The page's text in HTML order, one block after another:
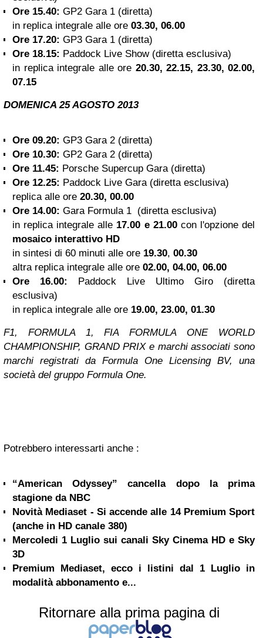
Ore 15.40: GP2 Gara 1 (diretta)
in replica integrale alle ore 03.30, 06.00
Ore 17.20: GP3 Gara 1 (diretta)
Ore 18.15: Paddock Live Show (diretta esclusiva)
in replica integrale alle ore 20.30, 22.15, 23.30, 02.00,
07.15
DOMENICA 25 AGOSTO 2013
Ore 09.20: GP3 Gara 2 (diretta)
Ore 10.30: GP2 Gara 2 (diretta)
Ore 11.45: Porsche Supercup Gara (diretta)
Ore 12.25: Paddock Live Gara (diretta esclusiva)
replica alle ore 20.30, 00.00
Ore 14.00: Gara Formula 1 (diretta esclusiva)
in replica integrale alle 17.00 e 21.00 con l'opzione del
mosaico interattivo HD
in sintesi di 60 minuti alle ore 19.30, 00.30
altra replica integrale alle ore 02.00, 04.00, 06.00
Ore 16.00:
Paddock Live Ultimo Giro (diretta
esclusiva)
in replica integrale alle ore 19.00, 23.00, 01.30
F1, FORMULA 1, FIA FORMULA ONE WORLD
CHAMPIONSHIP, GRAND PRIX e marchi associati sono
marchi registrati da Formula One Licensing BV, una
società del gruppo Formula One.
Potrebbero interessarti anche :
“American Odyssey” cancella dopo la prima
stagione da NBC
Novità Mediaset - Si accende alle 14 Premium Sport
(anche in HD canale 380)
Mercoledi 1 Luglio sui canali Sky Cinema HD e Sky
3D
Premium Mediaset, ecco i listini dal 1 Luglio in
modalità abbonamento e...
Ritornare alla prima pagina di